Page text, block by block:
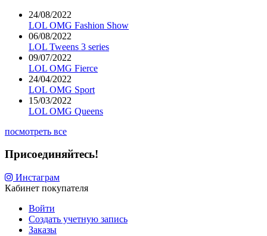
24/08/2022
LOL OMG Fashion Show
06/08/2022
LOL Tweens 3 series
09/07/2022
LOL OMG Fierce
24/04/2022
LOL OMG Sport
15/03/2022
LOL OMG Queens
посмотреть все
Присоединяйтесь!
Инстаграм
Кабинет покупателя
Войти
Создать учетную запись
Заказы